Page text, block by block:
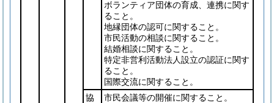
ボランティア団体の育成、連携に関す
ること。
地縁団体の認可に関すること。
市民活動の相談に関すること。
結婚相談に関すること。
特定非営利活動法人設立の認証に関す
ること。
国際交流に関すること。
協
市民会議等の開催に関すること。